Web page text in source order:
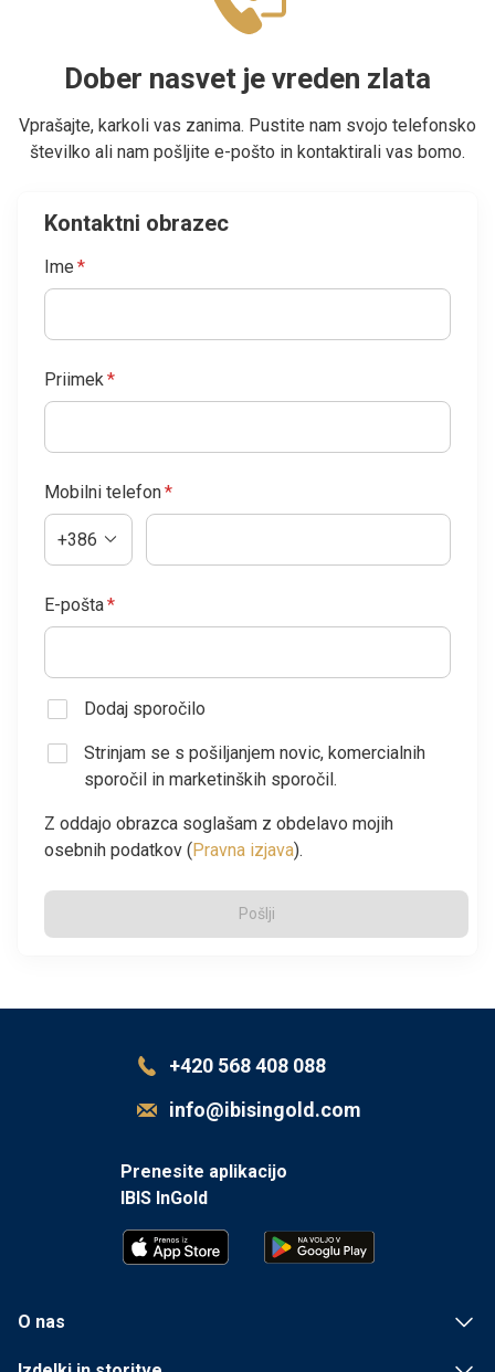
Dober nasvet je vreden zlata
Vprašajte, karkoli vas zanima. Pustite nam svojo telefonsko
številko ali nam pošljite e-pošto in kontaktirali vas bomo.
Kontaktni obrazec
Ime *
Priimek *
Mobilni telefon*
+386
E-pošta*
Dodaj sporočilo
Strinjam se s pošiljanjem novic, komercialnih
sporočil in marketinških sporočil.
Z oddajo obrazca soglašam z obdelavo mojih
osebnih podatkov (Pravna izjava).
Pošlji
+420 568 408 088
info@ibisingold.com
Prenesite aplikacijo
IBIS InGold
O nas